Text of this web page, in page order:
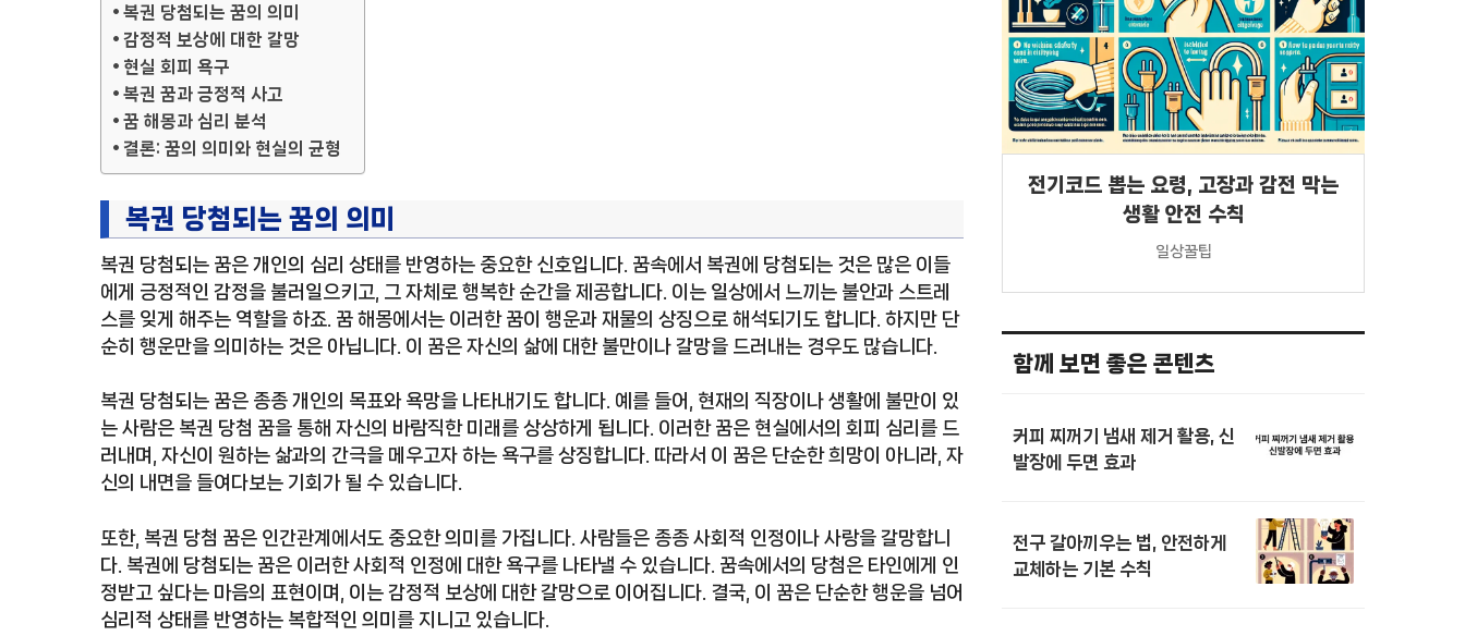
복권 당첨되는 꿈의 의미
감정적 보상에 대한 갈망
현실 회피 욕구
복권 꿈과 긍정적 사고
꿈 해몽과 심리 분석
결론: 꿈의 의미와 현실의 균형
복권 당첨되는 꿈의 의미
복권 당첨되는 꿈은 개인의 심리 상태를 반영하는 중요한 신호입니다. 꿈속에서 복권에 당첨되는 것은 많은 이들
에게 긍정적인 감정을 불러일으키고, 그 자체로 행복한 순간을 제공합니다. 이는 일상에서 느끼는 불안과 스트레
스를 잊게 해주는 역할을 하죠. 꿈 해몽에서는 이러한 꿈이 행운과 재물의 상징으로 해석되기도 합니다. 하지만 단
순히 행운만을 의미하는 것은 아닙니다. 이 꿈은 자신의 삶에 대한 불만이나 갈망을 드러내는 경우도 많습니다.
복권 당첨되는 꿈은 종종 개인의 목표와 욕망을 나타내기도 합니다. 예를 들어, 현재의 직장이나 생활에 불만이 있
는 사람은 복권 당첨 꿈을 통해 자신의 바람직한 미래를 상상하게 됩니다. 이러한 꿈은 현실에서의 회피 심리를 드
러내며, 자신이 원하는 삶과의 간극을 메우고자 하는 욕구를 상징합니다. 따라서 이 꿈은 단순한 희망이 아니라, 자
신의 내면을 들여다보는 기회가 될 수 있습니다.
또한, 복권 당첨 꿈은 인간관계에서도 중요한 의미를 가집니다. 사람들은 종종 사회적 인정이나 사랑을 갈망합니
다. 복권에 당첨되는 꿈은 이러한 사회적 인정에 대한 욕구를 나타낼 수 있습니다. 꿈속에서의 당첨은 타인에게 인
정받고 싶다는 마음의 표현이며, 이는 감정적 보상에 대한 갈망으로 이어집니다. 결국, 이 꿈은 단순한 행운을 넘어
심리적 상태를 반영하는 복합적인 의미를 지니고 있습니다.
전기코드 뽑는 요령, 고장과 감전 막는
생활 안전 수칙
일상꿀팁
함께 보면 좋은 콘텐츠
커피 찌꺼기 냄새 제거 활용, 신
발장에 두면 효과
전구 갈아끼우는 법, 안전하게
교체하는 기본 수칙